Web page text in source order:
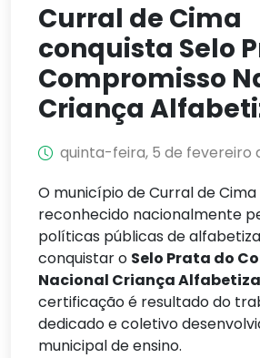
Curral de Cima
conquista Selo
Compromisso
Criança
quinta-feira, 5 de fevereiro
O município de Curral de Cima
reconhecido nacionalmente
políticas públicas de
conquistar o Selo Prata do
Nacional Criança
certificação é resultado do
dedicado e coletivo
municipal de ensino.